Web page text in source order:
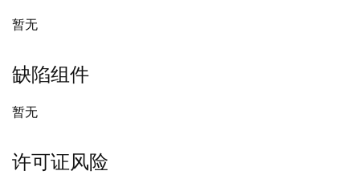
暂无
缺陷组件
暂无
许可证风险